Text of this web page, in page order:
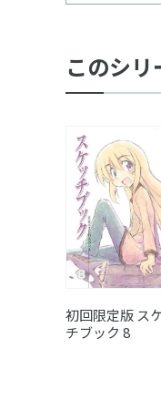
このシ
初回限定版 ス
チブック 8